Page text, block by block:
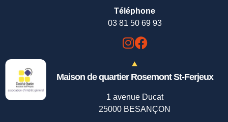
Téléphone
03 81 50 69 93
Maison de quartier Rosemont St-Ferjeux
1 avenue Ducat
25000 BESANÇON